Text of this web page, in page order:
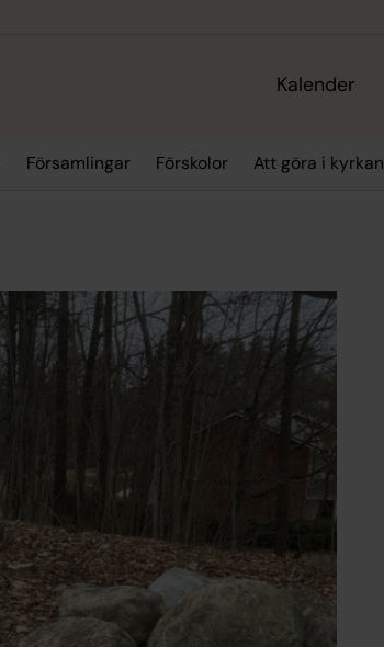
Kalender
Församlingar Förskolor Att göra i kyrkan